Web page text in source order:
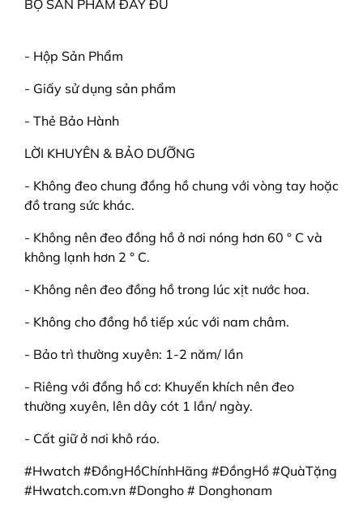
BỘ SẢN PHẨM ĐẦY ĐỦ
- Hộp Sản Phẩm
- Giấy sử dụng sản phẩm
- Thẻ Bảo Hành
LỜI KHUYÊN & BẢO DƯỠNG
- Không đeo chung đồng hồ chung với vòng tay hoặc
đồ trang sức khác.
- Không nên đeo đồng hồ ở nơi nóng hơn 60 ° C và
không lạnh hơn 2 ° C.
- Không nên đeo đồng hồ trong lúc xịt nước hoa.
- Không cho đồng hồ tiếp xúc với nam châm.
- Bảo trì thường xuyên: 1-2 năm/ lần
- Riêng với đồng hồ cơ: Khuyến khích nên đeo
thường xuyên, lên dây cót 1 lần/ ngày.
- Cất giữ ở nơi khô ráo.
#Hwatch #ĐồngHồChínhHãng #ĐồngHồ #QuàTặng
#Hwatch.com.vn #Dongho # Donghonam